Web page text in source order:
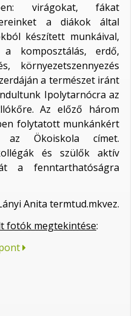
virágokat, fákat
a diákok által
készített munkáival,
komposztálás, erdő,
környezetszennyezés
a természet iránt
Ipolytarnócra az
Az előző három
folytatott munkánkért
az Ökoiskola címet.
és szülők aktív
a fenntarthatóságra
Anita termtud.mkvez.
fotók megtekintése: